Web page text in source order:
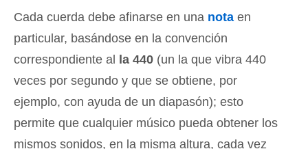
Cada cuerda debe afinarse en una nota en
particular, basándose en la convención
correspondiente al
la 440 (un la que vibra 440
veces por segundo y que se obtiene, por
ejemplo, con ayuda de un diapasón); esto
permite que cualquier músico pueda obtener los
mismos sonidos, en la misma altura, cada vez